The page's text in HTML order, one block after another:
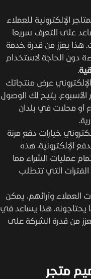
الإلكترونية للعملاء
على التعرف سريعا
يعزز من قدرة خدمة
دون الحاجة لاستخدام
.
عرض منتجاتك
الأسبوع. يتيح لك الوصول
أو محلات في بلدان
خيارات دفع مرنة
الإلكترونية. هذه
عمليات الشراء مما
التي تتطلب
العملاء وآرائهم، يمكن
يحتاجونه. هذا يساعد في
من قدرة الشركة على
متجر